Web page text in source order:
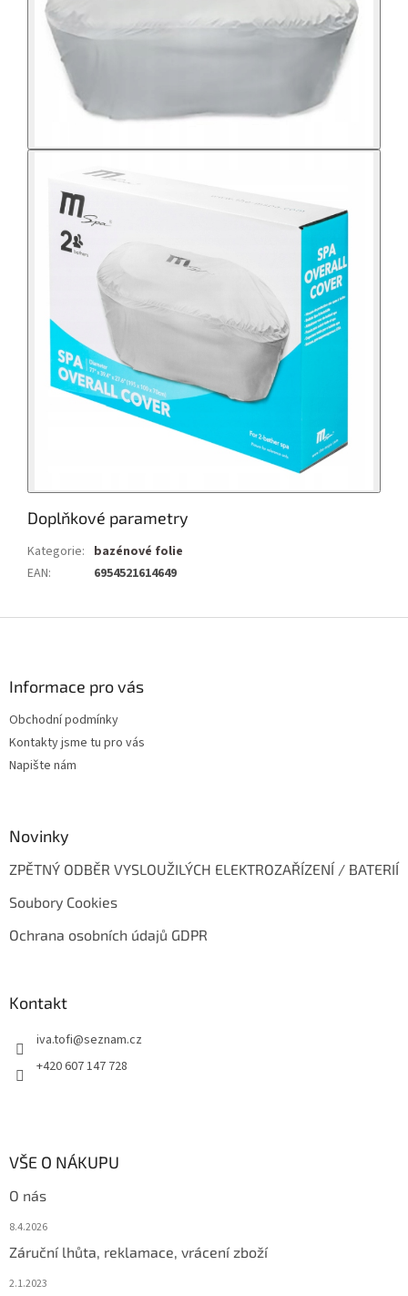
Doplňkové parametry
Kategorie: bazénové folie
EAN: 6954521614649
Informace pro vás
Obchodní podmínky
Kontakty jsme tu pro vás
Napište nám
Novinky
ZPĚTNÝ ODBĚR VYSLOUŽILÝCH ELEKTROZAŘÍZENÍ / BATERIÍ
Soubory Cookies
Ochrana osobních údajů GDPR
Kontakt
iva.tofi@seznam.cz
+420 607 147 728
VŠE O NÁKUPU
O nás
8.4.2026
Záruční lhůta, reklamace, vrácení zboží
2.1.2023